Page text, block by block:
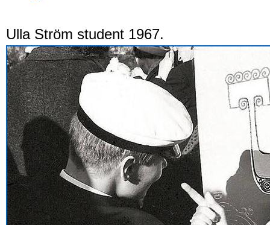
Ulla Ström student 1967.